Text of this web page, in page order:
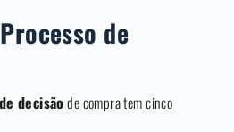
de
decisãode compra tem cinco